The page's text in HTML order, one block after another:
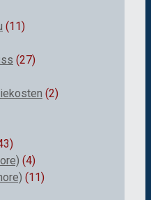
(11)
(27)
(2)
(4)
(11)